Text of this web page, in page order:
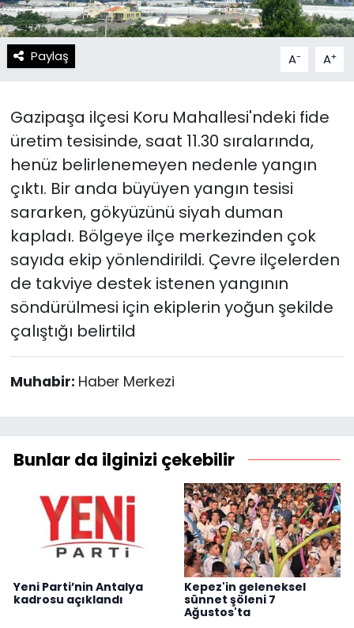
Paylaş A- A+
Gazipaşa ilçesi Koru Mahallesi'ndeki fide
üretim tesisinde, saat 11.30 sıralarında,
henüz belirlenemeyen nedenle yangın
çıktı. Bir anda büyüyen yangın tesisi
sararken, gökyüzünü siyah duman
kapladı. Bölgeye ilçe merkezinden çok
sayıda ekip yönlendirildi. Çevre ilçelerden
de takviye destek istenen yangının
söndürülmesi için ekiplerin yoğun şekilde
çalıştığı belirtild
Muhabir: Haber Merkezi
Bunlar da ilginizi çekebilir
Yeni Parti’nin Antalya
kadrosu açıklandı
Kepez'in geleneksel
sünnet şöleni 7
Ağustos'ta